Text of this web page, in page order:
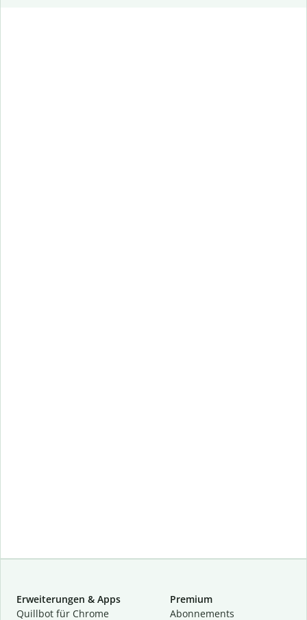
Erweiterungen & Apps
Quillbot für Chrome
Premium
Abon­ne­ments